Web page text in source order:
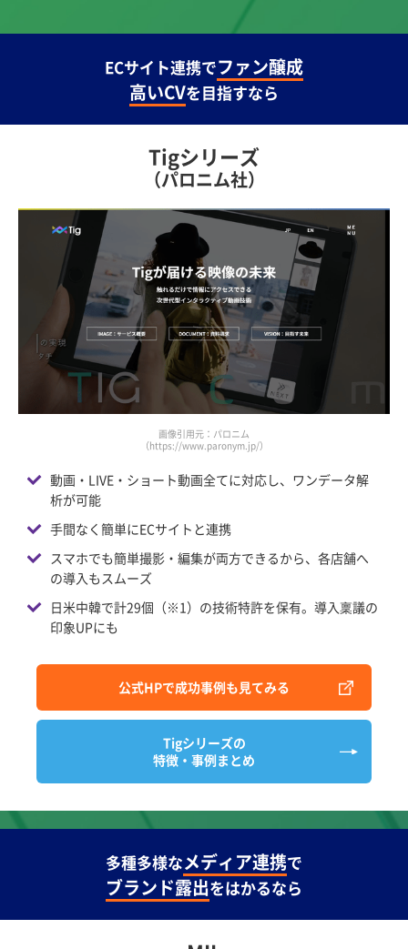
ECサイト連携でファン醸成
高いCVを目指すなら
Tigシリーズ
（パロニム社）
画像引用元：パロニム
（https://www.paronym.jp/）
動画・LIVE・ショート動画全てに対応し、ワンデータ解
析が可能
手間なく簡単にECサイトと連携
スマホでも簡単撮影・編集が両方できるから、各店舗へ
の導入もスムーズ
日米中韓で計29個（※1）の技術特許を保有。導入稟議の
印象UPにも
公式HPで成功事例も見てみる
Tigシリーズの
特徴・事例まとめ
多種多様なメディア連携で
ブランド露出をはかるなら